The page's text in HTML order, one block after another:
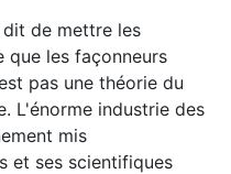
dit de mettre les
que les façonneurs
pas une théorie du
L'énorme industrie des
mis
et ses scientifiques